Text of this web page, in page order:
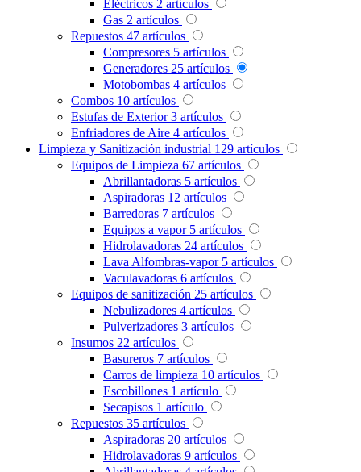
Eléctricos 2 artículos
Gas 2 artículos
Repuestos 47 artículos
Compresores 5 artículos
Generadores 25 artículos
Motobombas 4 artículos
Combos 10 artículos
Estufas de Exterior 3 artículos
Enfriadores de Aire 4 artículos
Limpieza y Sanitización industrial 129 artículos
Equipos de Limpieza 67 artículos
Abrillantadoras 5 artículos
Aspiradoras 12 artículos
Barredoras 7 artículos
Equipos a vapor 5 artículos
Hidrolavadoras 24 artículos
Lava Alfombras-vapor 5 artículos
Vaculavadoras 6 artículos
Equipos de sanitización 25 artículos
Nebulizadores 4 artículos
Pulverizadores 3 artículos
Insumos 22 artículos
Basureros 7 artículos
Carros de limpieza 10 artículos
Escobillones 1 artículo
Secapisos 1 artículo
Repuestos 35 artículos
Aspiradoras 20 artículos
Hidrolavadoras 9 artículos